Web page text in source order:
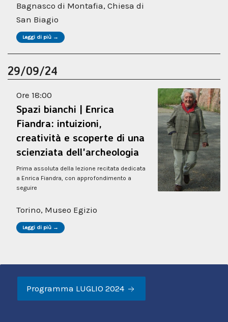
Bagnasco di Montafia, Chiesa di
San Biagio
Leggi di più →
29/09/24
Ore 18:00
Spazi bianchi | Enrica
Fiandra: intuizioni,
creatività e scoperte di una
scienziata dell'archeologia
Prima assoluta della lezione recitata dedicata
a Enrica Fiandra, con approfondimento a
seguire
Torino, Museo Egizio
Leggi di più →
Programma LUGLIO 2024